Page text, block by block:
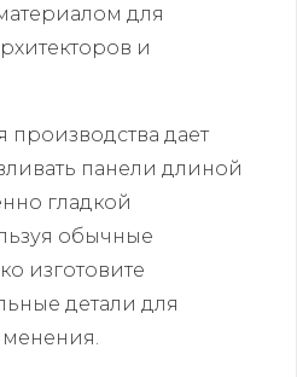
для
и
производства дает
панели длиной
гладкой
обычные
изготовите
детали для